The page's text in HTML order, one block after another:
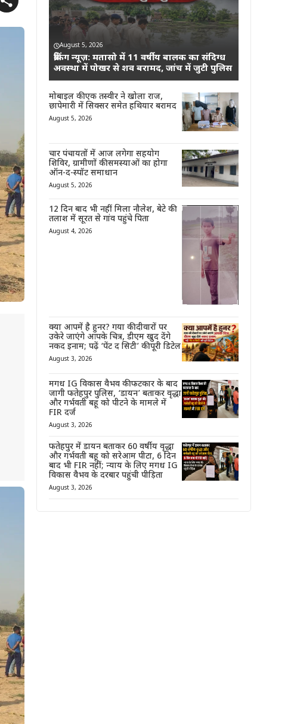
August 5, 2026
ब्रेकिंग न्यूज़: मतासो में 11 वर्षीय बालक का संदिग्ध
अवस्था में पोखर से शव बरामद, जांच में जुटी पुलिस
मोबाइल की एक तस्वीर ने खोला राज,
छापेमारी में सिक्सर समेत हथियार बरामद
August 5, 2026
चार पंचायतों में आज लगेगा सहयोग
शिविर, ग्रामीणों की समस्याओं का होगा
ऑन-द-स्पॉट समाधान
August 5, 2026
12 दिन बाद भी नहीं मिला नौलेश, बेटे की
तलाश में सूरत से गांव पहुंचे पिता
August 4, 2026
क्या आपमें है हुनर? गया की दीवारों पर
उकेरे जाएंगे आपके चित्र, डीएम खुद देंगे
नकद इनाम; पढ़ें ‘पेंट द सिटी’ की पूरी डिटेल
August 3, 2026
मगध IG विकास वैभव की फटकार के बाद
जागी फतेहपुर पुलिस, ‘डायन’ बताकर वृद्धा
और गर्भवती बहू को पीटने के मामले में
FIR दर्ज
August 3, 2026
फतेहपुर में डायन बताकर 60 वर्षीय वृद्धा
और गर्भवती बहू को सरेआम पीटा, 6 दिन
बाद भी FIR नहीं; न्याय के लिए मगध IG
विकास वैभव के दरबार पहुंची पीड़िता
August 3, 2026